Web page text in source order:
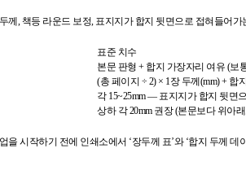
, 책등 라운드 보정, 표지지가 합지 뒷면으로 접혀들어가
표준 치수
본문 판형 + 합지 가장자리 여유 (보
(총 페이지 ÷ 2) × 1장 두께(mm) + 합
각 15~25mm — 표지지가 합지 뒷면
상하 각 20mm 권장 (본문보다 위아
시작하기 전에 인쇄소에서 ‘장두께 표’와 ‘합지 두께